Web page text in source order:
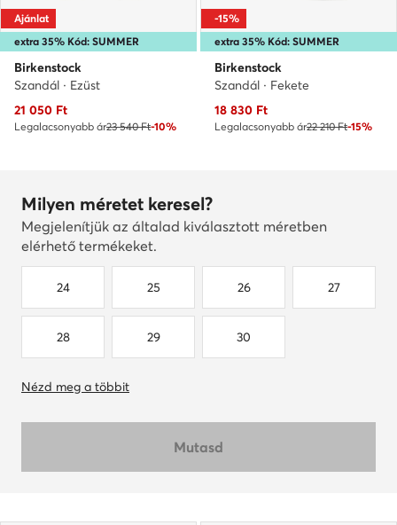
extra 35% Kód: SUMMER
Ajánlat
Birkenstock
Szandál · Ezüst
Aktuális ár
21 050 Ft
Legalacsonyabb ár23 540 Ft-10%
extra 35% Kód: SUMMER
-15%
Birkenstock
Szandál · Fekete
Aktuális ár
18 830 Ft
Legalacsonyabb ár22 210 Ft-15%
Milyen méretet keresel?
Megjelenítjük az általad kiválasztott méretben
elérhető termékeket.
24 25 26 27
28 29 30
Nézd meg a többit
Mutasd